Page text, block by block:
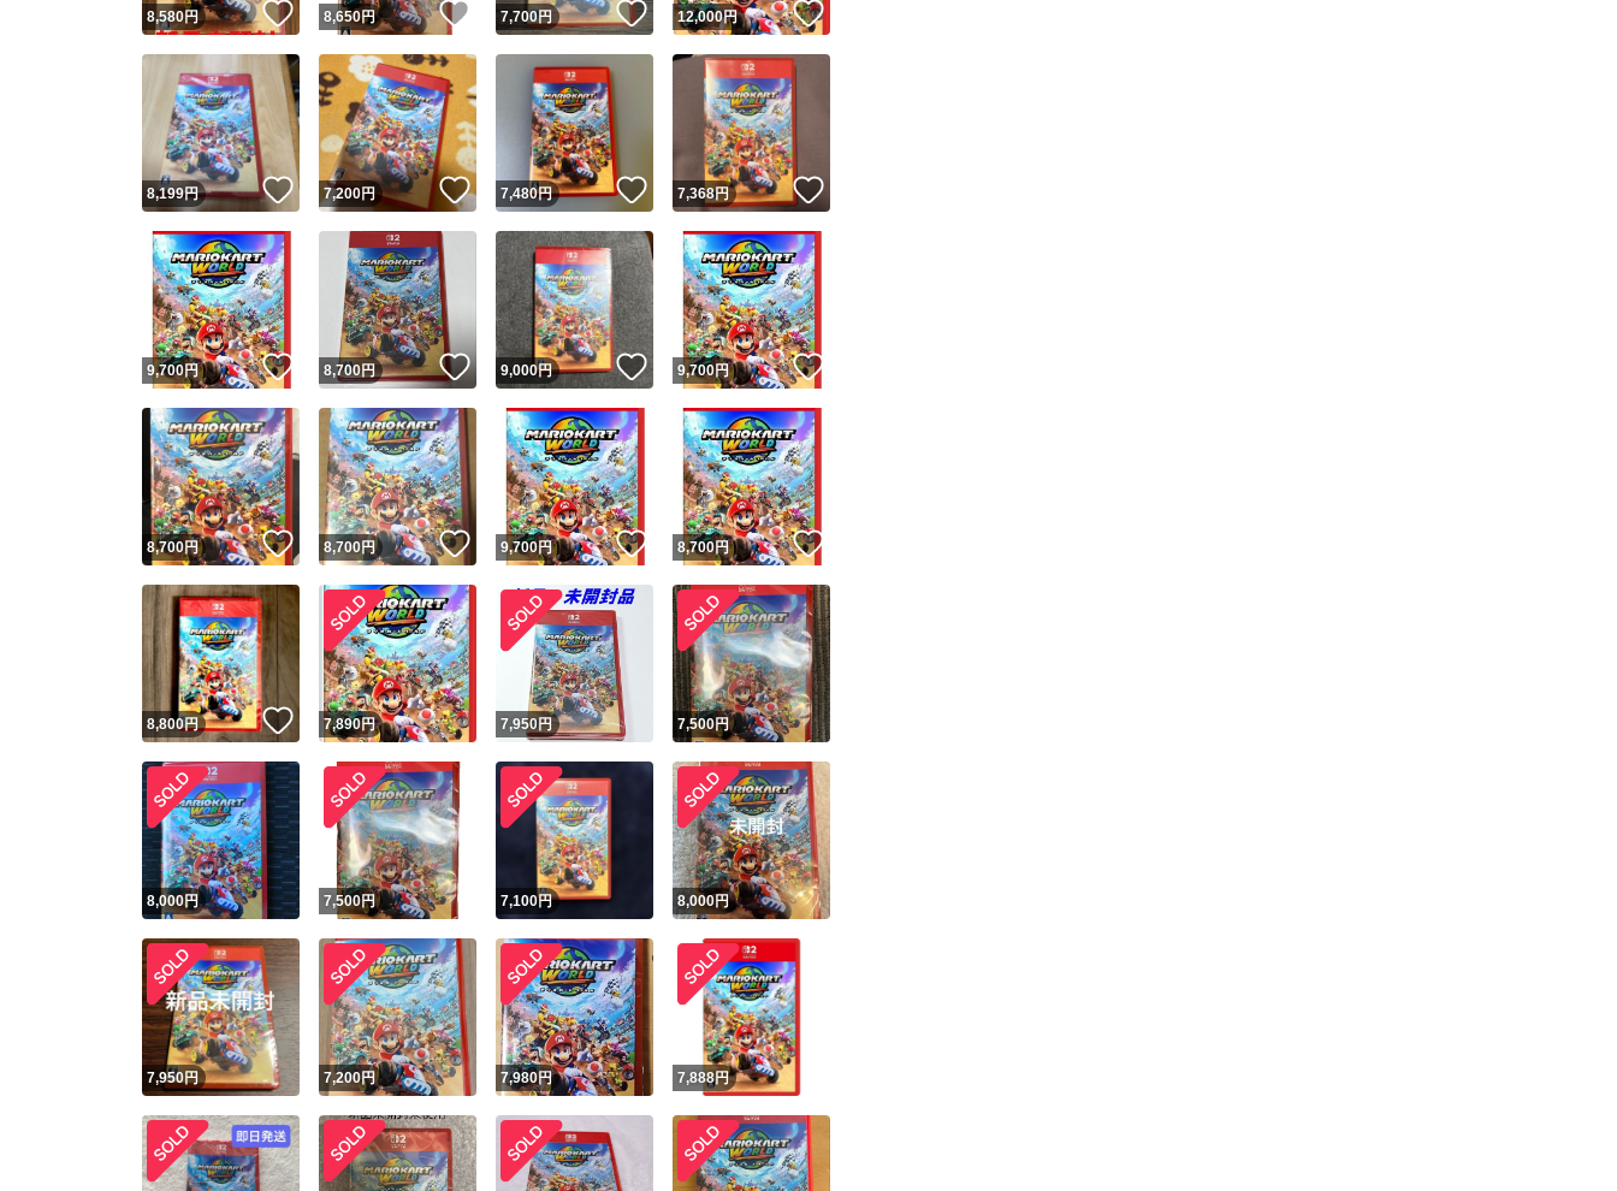
8,580円 いいね！
8,650円 いいね！
7,700円 いいね！
12,000円
8,199円 いいね！
7,200円 いいね！
7,480円 いいね！
7,368円
9,700円 いいね！
8,700円 いいね！
9,000円 いいね！
9,700円
8,700円 いいね！
8,700円 いいね！
9,700円 いいね！
8,700円
8,800円 いいね！
7,890円 7,950円 7,500円
8,000円 7,500円 7,100円 8,000円
7,950円 7,200円 7,980円 7,888円